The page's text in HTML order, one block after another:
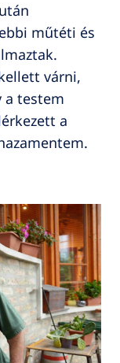
műtéti és
várni,
a testem
a